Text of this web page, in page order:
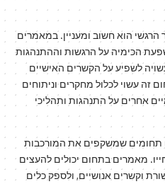
הרגשי הוא חשוב ומעניין. במאמרים
הכימיה על הרגשות וההתנהגות
לשפיע על הקשרים האישיים
זה עשוי לכלול מחקרים וניתוחים
אחרים על התנהגות ותהליכי
תחומים שמשקפים את המורכבות
מאמרים בתחום יכולים להעצים
וקשרים אנושיים, ולספק כלים